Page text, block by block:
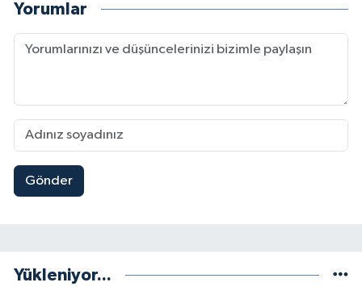
Yorumlar
Gönder
Yükleniyor...